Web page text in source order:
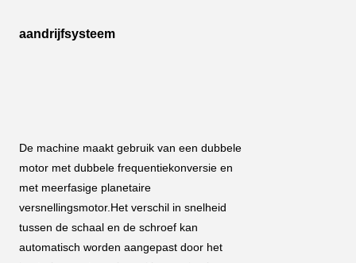
aandrijfsysteem
De machine maakt gebruik van een dubbele
motor met dubbele frequentiekonversie en
met meerfasige planetaire
versnellingsmotor.Het verschil in snelheid
tussen de schaal en de schroef kan
automatisch worden aangepast door het